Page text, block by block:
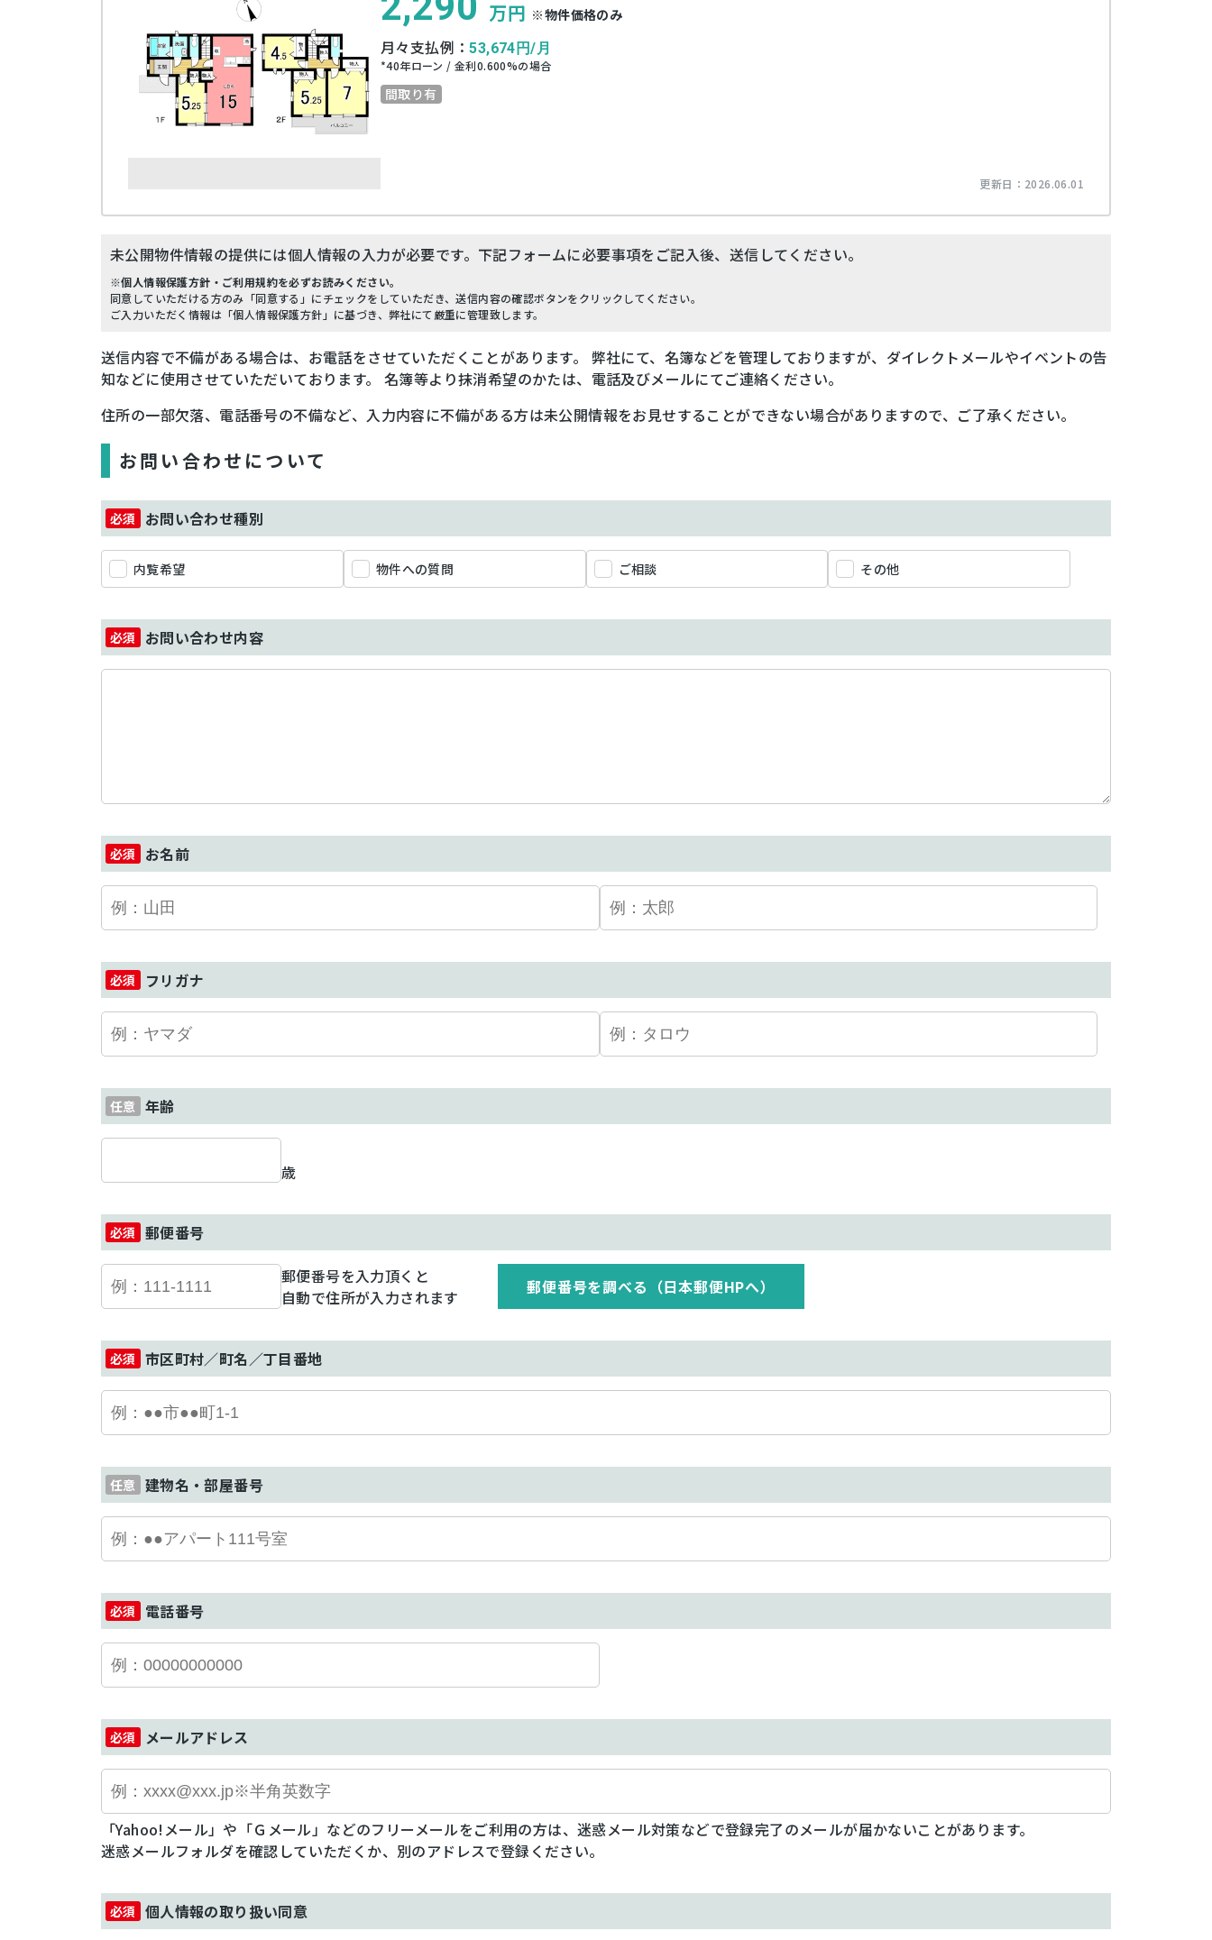
万円 ※物件価格のみ
月々支払例：53,674 円/月
*40年ローン / 金利0.600%の場合
間取り有
更新日： 2026.06.01
未公開物件情報の提供には個人情報の入力が必要です。下記フォームに必要事項をご記入後、送信してください。
※個人情報保護方針・ご利用規約を必ずお読みください。
同意していただける方のみ「同意する」にチェックをしていただき、送信内容の確認ボタンをクリックしてください。
ご入力いただく情報は「個人情報保護方針」に基づき、弊社にて厳重に管理致します。
送信内容で不備がある場合は、お電話をさせていただくことがあります。 弊社にて、名簿などを管理しておりますが、ダイレクトメールやイベントの告
知などに使用させていただいております。 名簿等より抹消希望のかたは、電話及びメールにてご連絡ください。
住所の一部欠落、電話番号の不備など、入力内容に不備がある方は未公開情報をお見せすることができない場合がありますので、ご了承ください。
お問い合わせについて
お問い合わせ種別
内覧希望 物件への質問 ご相談 その他
お問い合わせ内容
お名前
フリガナ
年齢
歳
郵便番号
郵便番号を入力頂くと
自動で住所が入力されます
郵便番号を調べる（日本郵便HPへ）
市区町村／町名／丁目番地
建物名・部屋番号
電話番号
メールアドレス
「Yahoo!メール」や「Ｇメール」などのフリーメールをご利用の方は、迷惑メール対策などで登録完了のメールが届かないことがあります。
迷惑メールフォルダを確認していただくか、別のアドレスで登録ください。
個人情報の取り扱い同意